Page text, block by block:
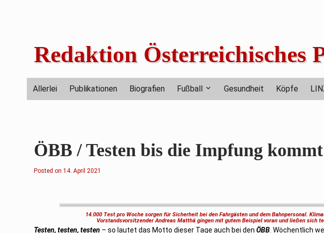
Redaktion Österreichisches
Allerlei Publikationen Biografien Fußball Gesundheit Köpfe
ÖBB / Testen bis die Impfung kommt
Posted on2
r
2
14. April 2021
14.000 Test pro Woche sorgen für Sicherheit bei den Fahrgästen und dem Bahnpersonal.
Vorstandsvorsitzender Andreas Matthä gingen mit gutem Beispiel voran und ließen sich
Testen, testen, testen – so lautet das Motto dieser Tage auch bei denÖBB . Wöchentlich